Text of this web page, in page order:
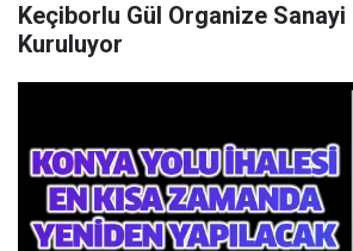
Keçiborlu Gül Organize
Kuruluyor